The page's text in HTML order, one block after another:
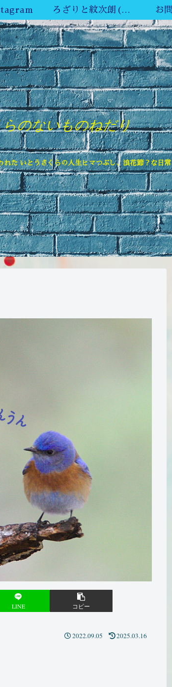
のないものねだり
れた いとうさくらの人生ヒマつぶし、浪花節？な日常
ろざりと紋次朗(ねこ)YouTube お
LINE コピー
2022.09.05 2025.03.16